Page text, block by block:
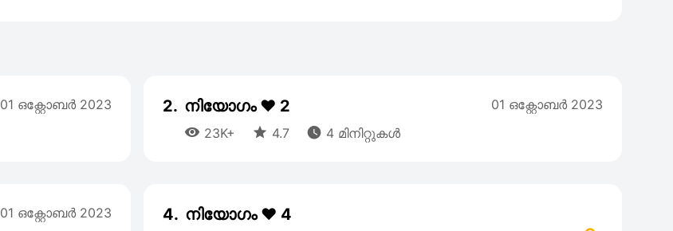
01 ഒക്റ്റോബര്‍ 2023 2. നിയോഗം ❤️ 2
 23K+  4.7  4 മിനിറ്റുകൾ
01 ഒക്റ്റോബര്‍ 2023
01 ഒക്റ്റോബര്‍ 2023 4. നിയോഗം ❤️ 4